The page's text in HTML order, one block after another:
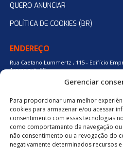
Gerenciar
Para proporcionar uma melhor
cookies para armazenar e/ou acessar
consentimento com essas tecnologias
como comportamento da navegação ou
não consentimento ou a revogação do
negativamente determinados recursos e
QUERO ANUNCIAR
POLÍTICA DE COOKIES (BR)
ENDEREÇO
Rua Caetano Lummertz , 115 - Edifício
Araranguá, SC.
48 3524-0137
48 9880-84667